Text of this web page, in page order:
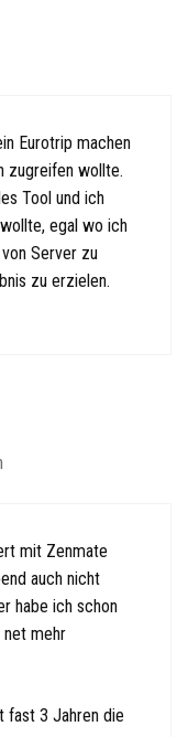
Eurotrip machen
zugreifen wollte.
Tool und ich
egal wo ich
Server zu
zu erzielen.
mit Zenmate
auch nicht
habe ich schon
net mehr
fast 3 Jahren die